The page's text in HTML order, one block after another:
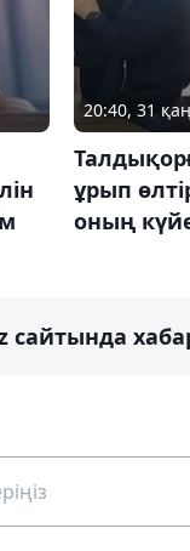
20:40, 31
ұрып
оның
сайтында